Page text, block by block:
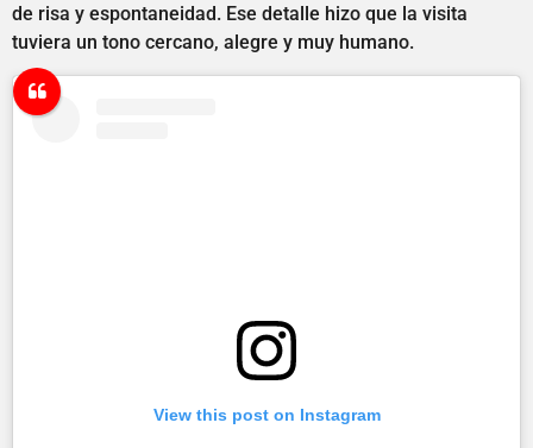
de risa y espontaneidad. Ese detalle hizo que la visita
tuviera un tono cercano, alegre y muy humano.
View this post on Instagram